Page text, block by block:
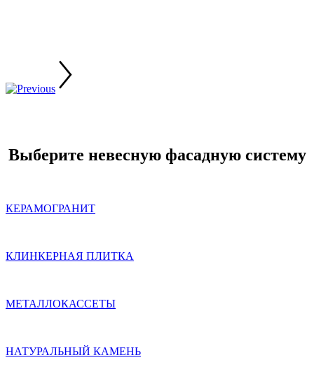
Выберите невесную фасадную систему
КЕРАМОГРАНИТ
КЛИНКЕРНАЯ ПЛИТКА
МЕТАЛЛОКАССЕТЫ
НАТУРАЛЬНЫЙ КАМЕНЬ